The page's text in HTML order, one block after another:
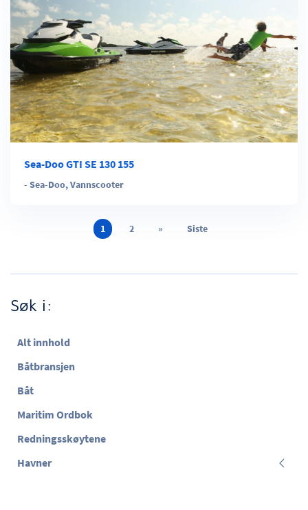
Sea-Doo GTI SE 130 155
- Sea-Doo,Vannscooter
1 2 » Siste
Søk i:
Alt innhold
Båtbransjen
Båt
Maritim Ordbok
Redningsskøytene
Havner